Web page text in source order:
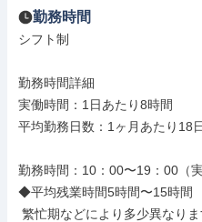
勤務時間
シフト制
勤務時間詳細
実働時間：1日あたり8時間
平均勤務日数：1ヶ月あたり18
勤務時間：10：00〜19：00（実
◆平均残業時間5時間〜15時間
繁忙期などにより多少異なりま